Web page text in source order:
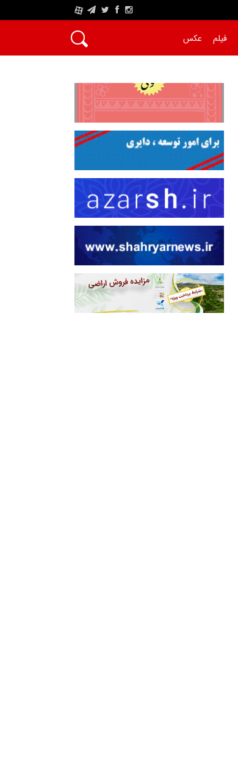
A
فیلم عکس